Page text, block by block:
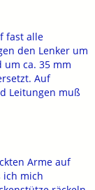
fast alle
den Lenker um
um ca. 35 mm
Auf
Leitungen muß
Arme auf
ich mich